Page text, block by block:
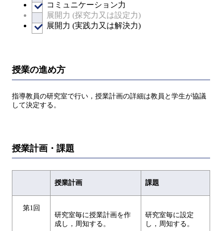
コミュニケーション力
展開力 (探究力又は設定力)
展開力 (実践力又は解決力)
授業の進め方
指導教員の研究室で行い，授業計画の詳細は教員と学生が協議
して決定する。
授業計画・課題
授業計画 課題
第1回
研究室毎に授業計画を作
成し，周知する。
研究室毎に設定
し，周知する。